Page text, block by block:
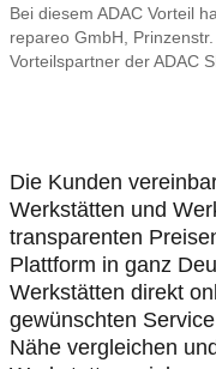
Bei diesem ADAC Vorteil
repareo GmbH,
Vorteilspartner der ADAC
Die Kunden
Werkstätten und
transparenten
Plattform in ganz
Werkstätten direkt
gewünschten
Nähe vergleichen